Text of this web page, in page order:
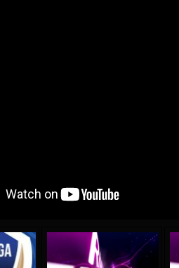
04 May
13 May
Renat JOSAN